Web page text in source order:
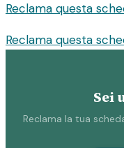
Reclama questa
Reclama questa
Sei
Reclama la tua